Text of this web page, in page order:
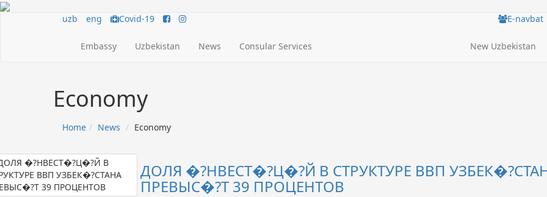
uzb eng Covid-19 E-navbat
Embassy Uzbekistan News Consular Services New Uzbekistan
Economy
Home News Economy
ДОЛЯ �?НВЕСТ�?Ц�?Й В СТРУКТУРЕ ВВП
ПРЕВЫС�?Т 39 ПРОЦЕНТОВ